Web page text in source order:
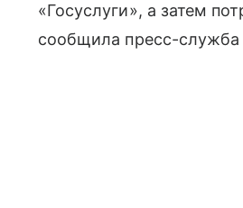
«Госуслуги», а затем
сообщила пресс-служба